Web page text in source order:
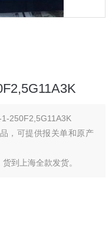
1-250F2,5G11A3K
，可提供报关单和原产
到上海全款发货。